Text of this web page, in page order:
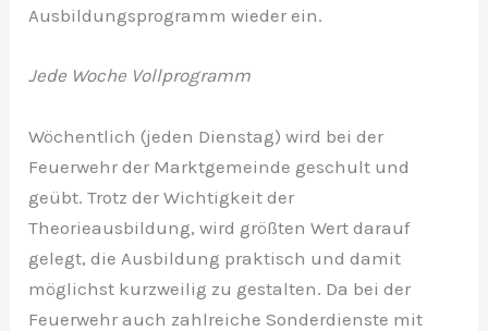
Ausbildungsprogramm wieder ein.
Jede Woche Vollprogramm
Wöchentlich (jeden Dienstag) wird bei der
Feuerwehr der Marktgemeinde geschult und
geübt. Trotz der Wichtigkeit der
Theorieausbildung, wird größten Wert darauf
gelegt, die Ausbildung praktisch und damit
möglichst kurzweilig zu gestalten. Da bei der
Feuerwehr auch zahlreiche Sonderdienste mit